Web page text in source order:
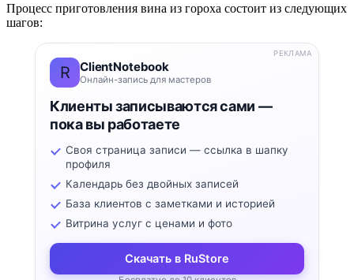
Процесс приготовления вина из гороха состоит из следующих
шагов:
R ClientNotebook
Онлайн-запись для мастеров
Клиенты записываются сами —
пока вы работаете
Своя страница записи — ссылка в шапку
профиля
Календарь без двойных записей
База клиентов с заметками и историей
Витрина услуг с ценами и фото
Скачать в RuStore
РЕКЛАМА